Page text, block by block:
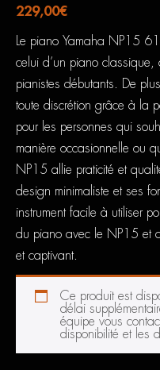
229,00€
Le piano Yamaha NP15
celui d’un piano classique,
pianistes débutants. De
toute discrétion grâce à la
pour les personnes qui
manière occasionnelle ou
NP15 allie praticité et
design minimaliste et ses
instrument facile à utiliser
du piano avec le NP15 et
et captivant.
Ce produit est
délai
équipe vous
disponibilité et les